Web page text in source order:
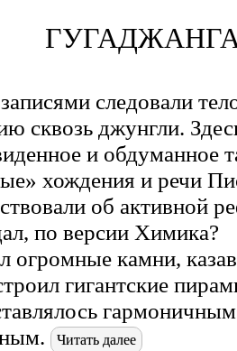
следовали
сквозь джунгли.
и обдуманное
хождения и речи
об активной
по версии Химика?
огромные камни,
гигантские
Читать далее